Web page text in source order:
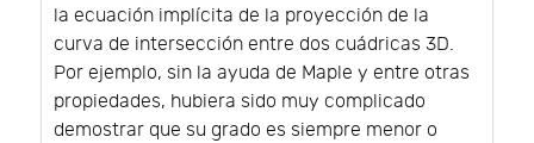
la ecuación implícita de la proyección de la
curva de intersección entre dos cuádricas 3D.
Por ejemplo, sin la ayuda de Maple y entre otras
propiedades, hubiera sido muy complicado
demostrar que su grado es siempre menor o